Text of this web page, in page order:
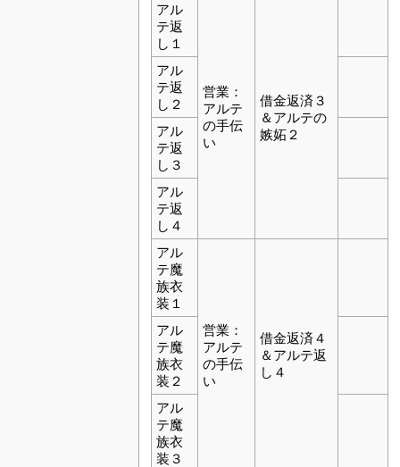
アル
テ返
し１
営業：
アルテ
の手伝
い
借金返済３
＆アルテの
嫉妬２
アル
テ返
し２
アル
テ返
し３
アル
テ返
し４
アル
テ魔
族衣
装１
営業：
アルテ
の手伝
い
借金返済４
＆アルテ返
し４
アル
テ魔
族衣
装２
アル
テ魔
族衣
装３